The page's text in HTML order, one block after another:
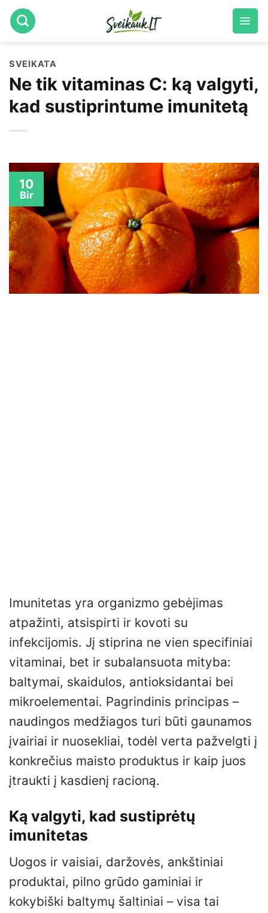
Skip
to
SVEIKATA
Ne tik vitaminas C: ką valgyti,
kad sustiprintume imunitetą
10
Bir
Imunitetas yra organizmo gebėjimas
atpažinti, atsispirti ir kovoti su
infekcijomis. Jį stiprina ne vien specifiniai
vitaminai, bet ir subalansuota mityba:
baltymai, skaidulos, antioksidantai bei
mikroelementai. Pagrindinis principas –
naudingos medžiagos turi būti gaunamos
įvairiai ir nuosekliai, todėl verta pažvelgti į
konkrečius maisto produktus ir kaip juos
įtraukti į kasdienį racioną.
Ką valgyti, kad sustiprėtų
imunitetas
Uogos ir vaisiai, daržovės, ankštiniai
produktai, pilno grūdo gaminiai ir
kokybiški baltymų šaltiniai – visa tai